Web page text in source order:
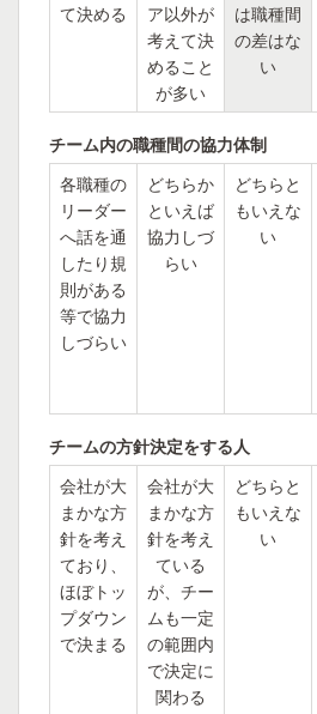
て決める
ア以外が
考えて決
めること
が多い
は職種間
の差はな
い
チーム内の職種間の協力体制
各職種の
リーダー
へ話を通
したり規
則がある
等で協力
しづらい
どちらか
といえば
協力しづ
らい
どちらと
もいえな
い
チームの方針決定をする人
会社が大
まかな方
針を考え
ており、
ほぼトッ
プダウン
で決まる
会社が大
まかな方
針を考え
ている
が、チー
ムも一定
の範囲内
で決定に
関わる
どちらと
もいえな
い